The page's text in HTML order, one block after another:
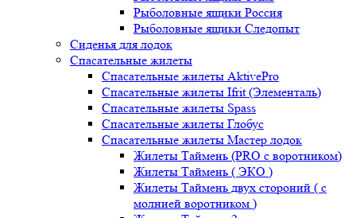
Рыболовные ящики Россия
Рыболовные ящики Следопыт
Сиденья для лодок
Спасательные жилеты
Спасательные жилеты AktivePro
Спасательные жилеты Ifrit (Элементаль)
Спасательные жилеты Spass
Спасательные жилеты Глобус
Спасательные жилеты Мастер лодок
Жилеты Таймень (PRO c воротником)
Жилеты Таймень ( ЭКО )
Жилеты Таймень двух стороний ( с
молнией воротником )